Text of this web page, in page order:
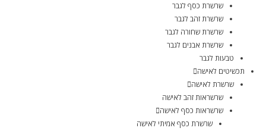
שרשרת כסף לגבר
שרשרת זהב לגבר
שרשרת שחורה לגבר
שרשרת אבנים לגבר
טבעות לגבר
תכשיטים לאישה
שרשרת לאישה
שרשראות זהב לאישה
שרשראות כסף לאישה
שרשרת כסף אמיתי לאישה